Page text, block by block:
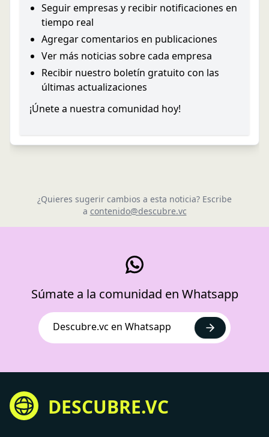
Seguir empresas y recibir notificaciones en
tiempo real
Agregar comentarios en publicaciones
Ver más noticias sobre cada empresa
Recibir nuestro boletín gratuito con las
últimas actualizaciones
¡Únete a nuestra comunidad hoy!
¿Quieres sugerir cambios a esta noticia? Escribe
a contenido@descubre.vc
Súmate a la comunidad en Whatsapp
Descubre.vc en Whatsapp
DESCUBRE.VC